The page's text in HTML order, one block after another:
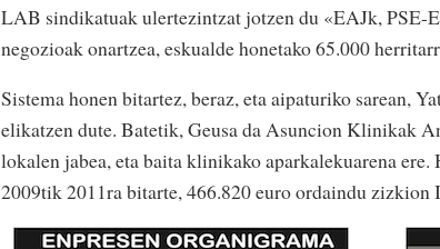
LAB sindikatuak ulertezintzat jotzen du «EAJk, PSE-
negozioak onartzea, eskualde honetako 65.000
Sistema honen bitartez, beraz, eta aipaturiko sarean,
elikatzen dute. Batetik, Geusa da Asuncion Klinikak
lokalen jabea, eta baita klinikako aparkalekuarena
2009tik 2011ra bitarte, 466.820 euro ordaindu zizkion